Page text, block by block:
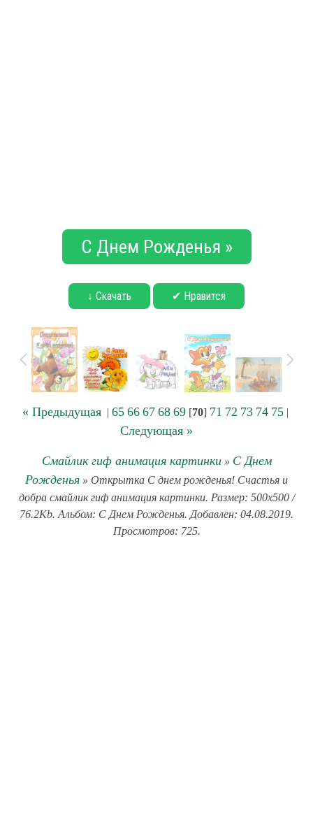
С Днем Рожденья »
↓ Скачать ✔ Нравится
« Предыдущая| 65 66 67 68 69[70] 71 72 73 74 75|
Следующая »
Смайлик гиф анимация картинки» С Днем
Рожденья » Открытка С днем рожденья! Счастья и
добра смайлик гиф анимация картинки. Размер: 500x500 /
76.2Kb. Альбом: С Днем Рожденья. Добавлен: 04.08.2019.
Просмотров: 725.